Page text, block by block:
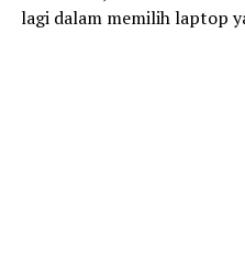
lagi dalam memilih laptop